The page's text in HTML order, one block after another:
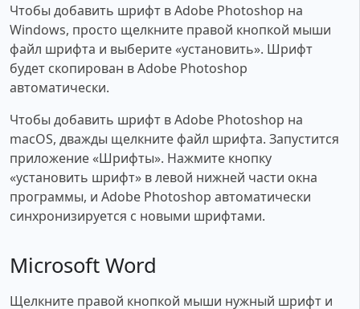
Чтобы добавить шрифт в Adobe Photoshop на
Windows, просто щелкните правой кнопкой мыши
файл шрифта и выберите «установить». Шрифт
будет скопирован в Adobe Photoshop
автоматически.
Чтобы добавить шрифт в Adobe Photoshop на
macOS, дважды щелкните файл шрифта. Запустится
приложение «Шрифты». Нажмите кнопку
«установить шрифт» в левой нижней части окна
программы, и Adobe Photoshop автоматически
синхронизируется с новыми шрифтами.
Microsoft Word
Щелкните правой кнопкой мыши нужный шрифт и